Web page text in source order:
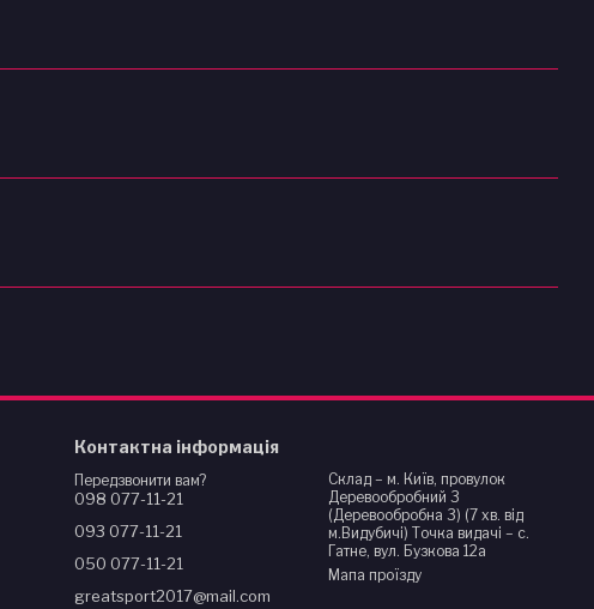
Контактна інформація
Передзвонити вам?
098 077-11-21
093 077-11-21
050 077-11-21
greatsport2017@mail.com
Склад – м. Київ, провулок
Деревообробний 3
(Деревообробна 3) (7 хв. від
м.Видубичі) Точка видачі – с.
Гатне, вул. Бузкова 12а
Мапа проїзду